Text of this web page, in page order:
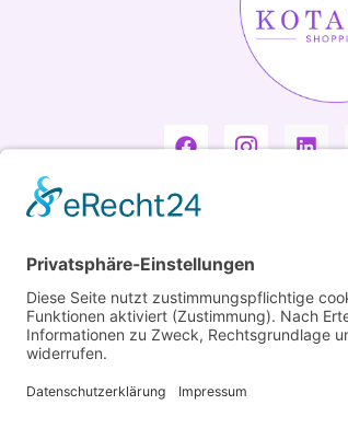
Copyright ©2026 Kotarek. All